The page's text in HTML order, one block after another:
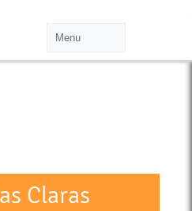
Claras